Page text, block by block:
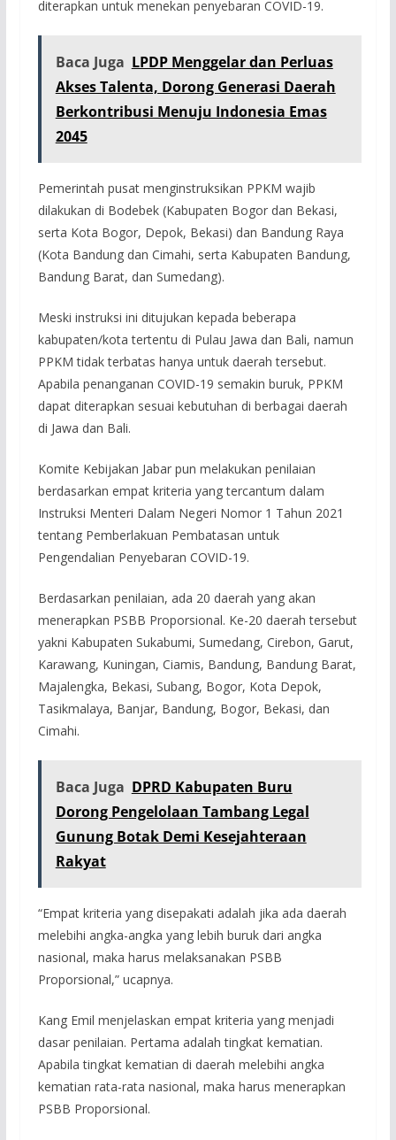
diterapkan untuk menekan penyebaran COVID-19.
Baca Juga LPDP Menggelar dan Perluas
Akses Talenta, Dorong Generasi Daerah
Berkontribusi Menuju Indonesia Emas
2045
Pemerintah pusat menginstruksikan PPKM wajib
dilakukan di Bodebek (Kabupaten Bogor dan Bekasi,
serta Kota Bogor, Depok, Bekasi) dan Bandung Raya
(Kota Bandung dan Cimahi, serta Kabupaten Bandung,
Bandung Barat, dan Sumedang).
Meski instruksi ini ditujukan kepada beberapa
kabupaten/kota tertentu di Pulau Jawa dan Bali, namun
PPKM tidak terbatas hanya untuk daerah tersebut.
Apabila penanganan COVID-19 semakin buruk, PPKM
dapat diterapkan sesuai kebutuhan di berbagai daerah
di Jawa dan Bali.
Komite Kebijakan Jabar pun melakukan penilaian
berdasarkan empat kriteria yang tercantum dalam
Instruksi Menteri Dalam Negeri Nomor 1 Tahun 2021
tentang Pemberlakuan Pembatasan untuk
Pengendalian Penyebaran COVID-19.
Berdasarkan penilaian, ada 20 daerah yang akan
menerapkan PSBB Proporsional. Ke-20 daerah tersebut
yakni Kabupaten Sukabumi, Sumedang, Cirebon, Garut,
Karawang, Kuningan, Ciamis, Bandung, Bandung Barat,
Majalengka, Bekasi, Subang, Bogor, Kota Depok,
Tasikmalaya, Banjar, Bandung, Bogor, Bekasi, dan
Cimahi.
Baca Juga DPRD Kabupaten Buru
Dorong Pengelolaan Tambang Legal
Gunung Botak Demi Kesejahteraan
Rakyat
“Empat kriteria yang disepakati adalah jika ada daerah
melebihi angka-angka yang lebih buruk dari angka
nasional, maka harus melaksanakan PSBB
Proporsional,” ucapnya.
Kang Emil menjelaskan empat kriteria yang menjadi
dasar penilaian. Pertama adalah tingkat kematian.
Apabila tingkat kematian di daerah melebihi angka
kematian rata-rata nasional, maka harus menerapkan
PSBB Proporsional.